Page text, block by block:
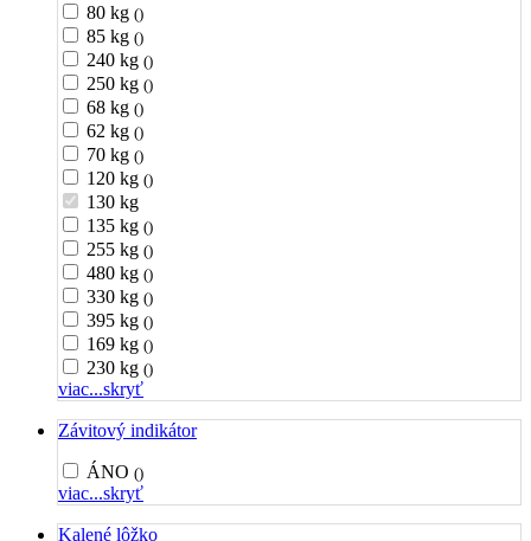
80 kg ()
85 kg ()
240 kg ()
250 kg ()
68 kg ()
62 kg ()
70 kg ()
120 kg ()
130 kg
135 kg ()
255 kg ()
480 kg ()
330 kg ()
395 kg ()
169 kg ()
230 kg ()
viac...skryť
Závitový indikátor
ÁNO ()
viac...skryť
Kalené lôžko